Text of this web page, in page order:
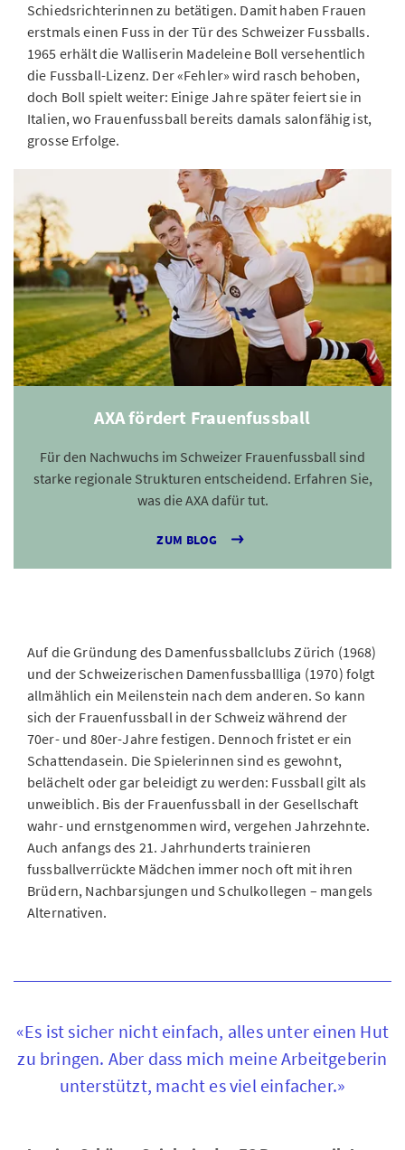
Schiedsrichterinnen zu betätigen. Damit haben Frauen
erstmals einen Fuss in der Tür des Schweizer Fussballs.
1965 erhält die Walliserin Madeleine Boll versehentlich
die Fussball-Lizenz. Der «Fehler» wird rasch behoben,
doch Boll spielt weiter: Einige Jahre später feiert sie in
Italien, wo Frauenfussball bereits damals salonfähig ist,
grosse Erfolge.
AXA fördert Frauenfussball
Für den Nachwuchs im Schweizer Frauenfussball sind
starke regionale Strukturen entscheidend. Erfahren Sie,
was die AXA dafür tut.
ZUM BLOG
Auf die Gründung des Damenfussballclubs Zürich (1968)
und der Schweizerischen Damenfussballliga (1970) folgt
allmählich ein Meilenstein nach dem anderen. So kann
sich der Frauenfussball in der Schweiz während der
70er- und 80er-Jahre festigen. Dennoch fristet er ein
Schattendasein. Die Spielerinnen sind es gewohnt,
belächelt oder gar beleidigt zu werden: Fussball gilt als
unweiblich. Bis der Frauenfussball in der Gesellschaft
wahr- und ernstgenommen wird, vergehen Jahrzehnte.
Auch anfangs des 21. Jahrhunderts trainieren
fussballverrückte Mädchen immer noch oft mit ihren
Brüdern, Nachbarsjungen und Schulkollegen – mangels
Alternativen.
«Es ist sicher nicht einfach, alles unter einen Hut
zu bringen. Aber dass mich meine Arbeitgeberin
unterstützt, macht es viel einfacher.»